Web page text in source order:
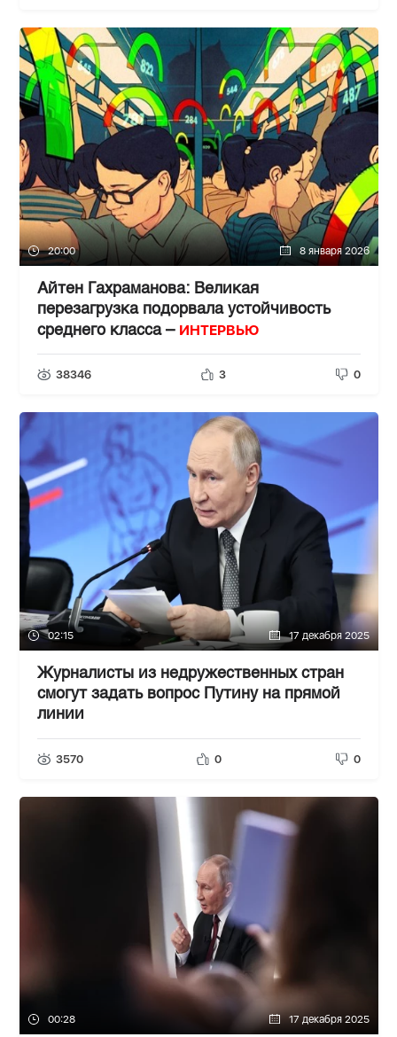
20:00 8 января 2026
Айтен Гахраманова: Великая
перезагрузка подорвала устойчивость
среднего класса – ИНТЕРВЬЮ
38346 3 0
02:15 17 декабря 2025
Журналисты из недружественных стран
смогут задать вопрос Путину на прямой
линии
3570 0 0
00:28 17 декабря 2025